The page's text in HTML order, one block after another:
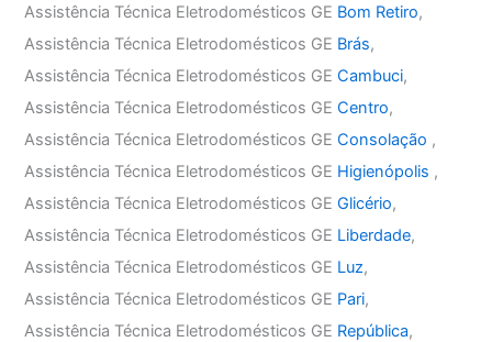
Assistência Técnica Eletrodomésticos GE Bom Retiro,
Assistência Técnica Eletrodomésticos GE Brás,
Assistência Técnica Eletrodomésticos GECambuci,
Assistência Técnica Eletrodomésticos GECentro,
Assistência Técnica Eletrodomésticos GEConsolação ,
Assistência Técnica Eletrodomésticos GE Higienópolis ,
Assistência Técnica Eletrodomésticos GEGlicério,
Assistência Técnica Eletrodomésticos GE Liberdade,
Assistência Técnica Eletrodomésticos GE Luz,
Assistência Técnica Eletrodomésticos GE Pari,
Assistência Técnica Eletrodomésticos GE República,